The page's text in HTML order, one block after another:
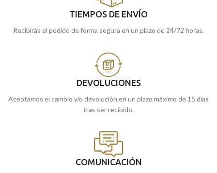
TIEMPOS DE ENVÍO
Recibirás el pedido de forma segura en un plazo de 24/72 horas.
DEVOLUCIONES
Aceptamos el cambio y/o devolución en un plazo máximo de 15 días
tras ser recibido.
COMUNICACIÓN